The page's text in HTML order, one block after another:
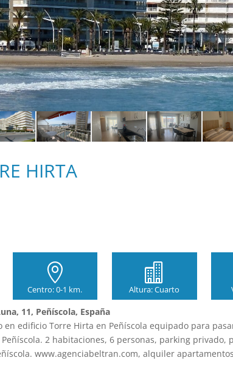
HIRTA

Centro: 0-1 km.

Altura: Cuarto
11, Peñíscola, España
en edificio Torre Hirta en Peñíscola equipado para
2 habitaciones, 6 personas, parking privado,
www.agenciabeltran.com, alquiler